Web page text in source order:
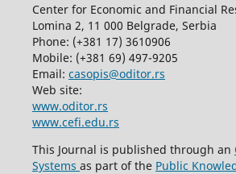
Center for Economic and Financial
Lomina 2, 11 000 Belgrade, Serbia
Phone: (+381 17) 3610906
Mobile: (+381 69) 497-9205
Email: casopis@oditor.rs
Web site:
www.oditor.rs
www.cefi.edu.rs
This Journal is published through an
Systems as part of the Public